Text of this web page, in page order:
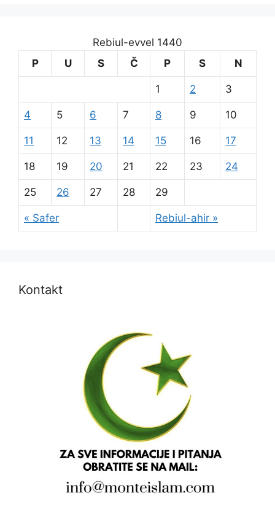
Rebiul-evvel 1440
P
U S Č P S N
« Safer Rebiul-ahir »
1 2 3
4 5 6 7 8 9 10
11 12 13 14 15 16 17
18 19 20 21 22 23 24
25 26 27 28 29
Kontakt